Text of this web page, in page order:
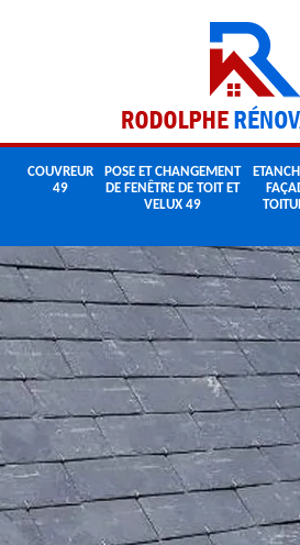
COUVREUR
49
POSE ET CHANGEMENT
DE FENÊTRE DE TOIT ET
VELUX 49